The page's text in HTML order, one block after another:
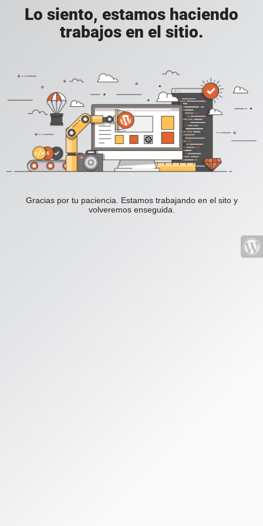
Lo siento, estamos haciendo
trabajos en el sitio.
Gracias por tu paciencia. Estamos trabajando en el sito y
volveremos enseguida.